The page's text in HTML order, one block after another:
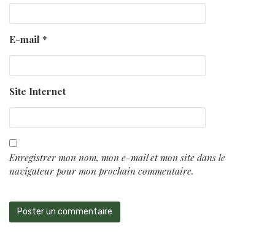
E-mail *
Site Internet
Enregistrer mon nom, mon e-mail et mon site dans le
navigateur pour mon prochain commentaire.